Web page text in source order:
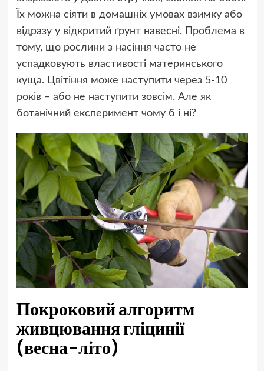
Їх можна сіяти в домашніх умовах взимку або
відразу у відкритий ґрунт навесні. Проблема в
тому, що рослини з насіння часто не
успадковують властивості материнського
куща. Цвітіння може наступити через 5-10
років – або не наступити зовсім. Але як
ботанічний експеримент чому б і ні?
Покроковий алгоритм
живцювання гліцинії
(весна-літо)